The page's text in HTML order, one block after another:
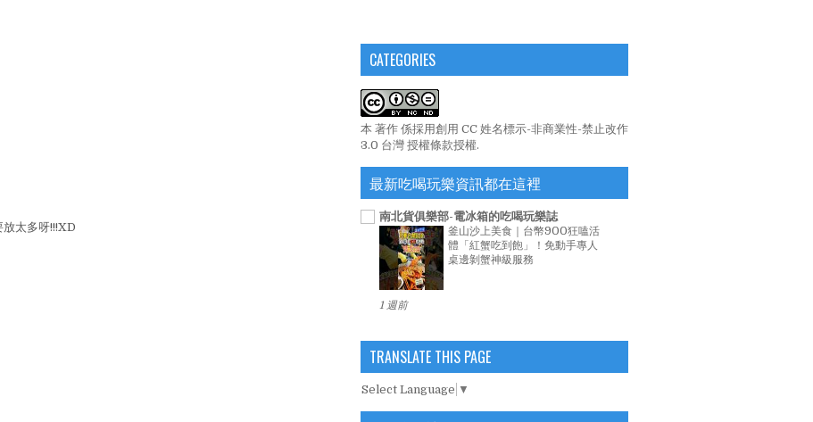
太多呀!!!XD
CATEGORIES
本 著作 係採用創用 CC 姓名標示-非商業性-禁止改作
3.0 台灣 授權條款授權.
最新吃喝玩樂資訊都在這裡
南北貨俱樂部-電冰箱的吃喝玩樂誌
釜山沙上美食｜台幣900狂嗑活
體「紅蟹吃到飽」！免動手專人
桌邊剝蟹神級服務
1 週前
TRANSLATE THIS PAGE
Select Language ▼